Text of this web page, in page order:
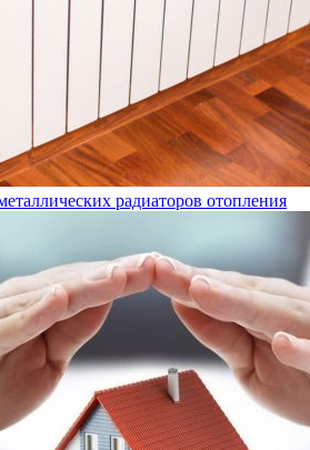
радиаторов отопления